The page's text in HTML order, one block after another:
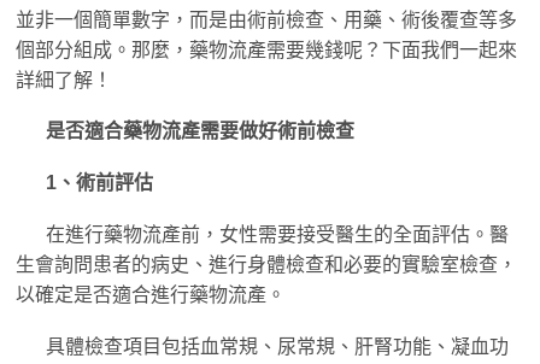
並非一個簡單數字，而是由術前檢查、用藥、術後覆查等多
個部分組成。那麼，藥物流產需要幾錢呢？下面我們一起來
詳細了解！
是否適合藥物流產需要做好術前檢查
1、術前評估
在進行藥物流產前，女性需要接受醫生的全面評估。醫
生會詢問患者的病史、進行身體檢查和必要的實驗室檢查，
以確定是否適合進行藥物流產。
具體檢查項目包括血常規、尿常規、肝腎功能、凝血功